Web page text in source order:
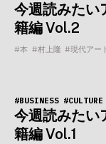
今週読みたい
籍編 Vol.2
#本 #村上隆 #現代アー
#BUSINESS #CULTURE
今週読みたい
籍編 Vol.1